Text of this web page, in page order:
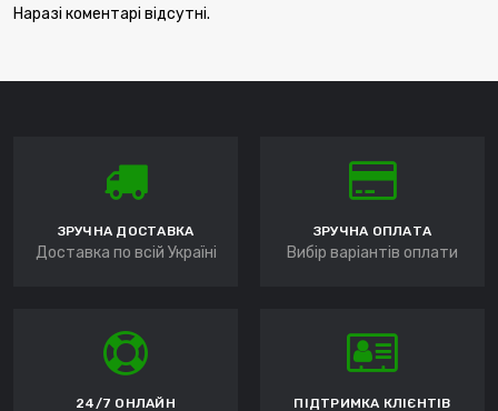
Наразі коментарі відсутні.
ЗРУЧНА ДОСТАВКА
Доставка по всій Україні
ЗРУЧНА ОПЛАТА
Вибір варіантів оплати
24/7 ОНЛАЙН ПІДТРИМКА КЛІЄНТІВ